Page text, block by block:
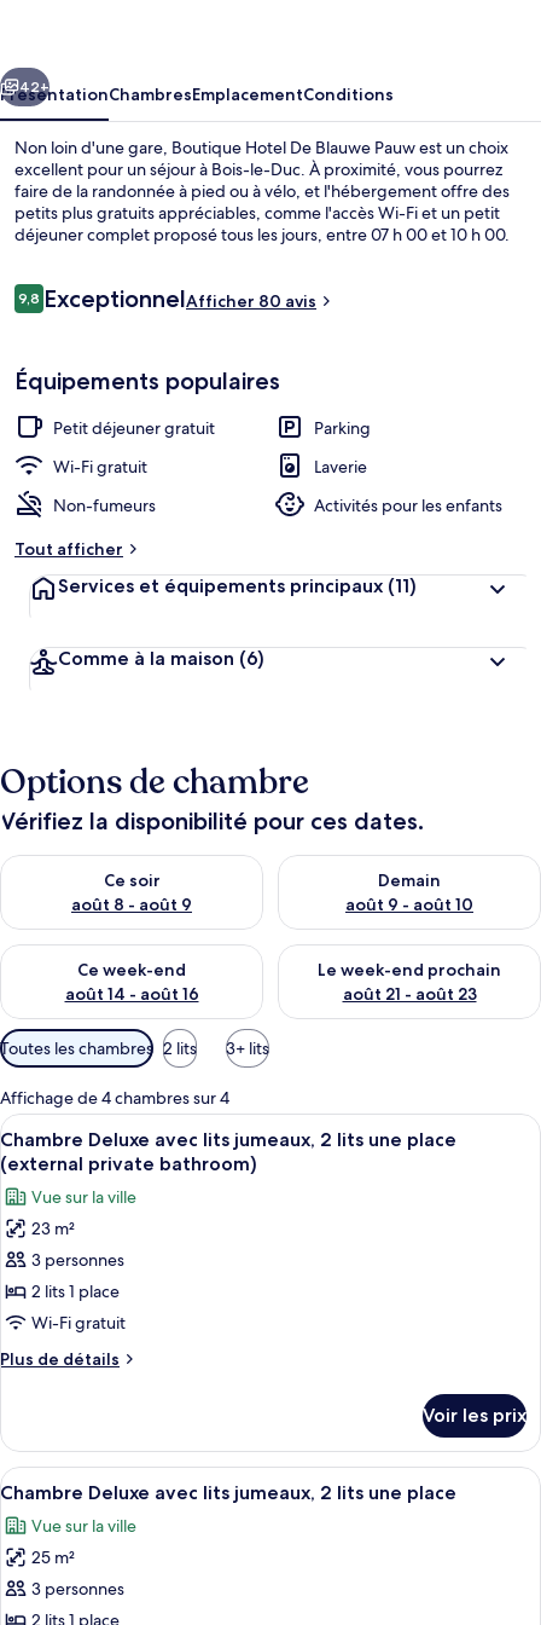
Pauw
Suivant
42+
PrésentationChambresEmplacementConditions
Non loin d'une gare, Boutique Hotel De Blauwe Pauw est un choix
excellent pour un séjour à Bois-le-Duc. À proximité, vous pourrez
faire de la randonnée à pied ou à vélo, et l'hébergement offre des
petits plus gratuits appréciables, comme l'accès Wi-Fi et un petit
déjeuner complet proposé tous les jours, entre 07 h 00 et 10 h 00.
Avis
voyageurs
9,89,8 sur 10
ExceptionnelAfficher 80 avis
Équipements populaires
Petit déjeuner gratuit
Parking
Wi-Fi gratuit
Laverie
Non-fumeurs
Activités pour les enfants
Tout afficher
Services et équipements principaux (11)
Comme à la maison (6)
Options de chambre
Vérifiez la disponibilité pour ces dates.
Ce soir
août 8 - août 9
Vérifier la disponibilité pour ce soir août 8 - août 9
Demain
août 9 - août 10
Vérifier la disponibilité pour
Ce week-end
août 14 - août 16
Vérifier la disponibilité pour ce week-end août 14 - août 16
Le week-end prochain
août 21 - août 23
Vérifier la disponibilité pour
Filtres
disponibles
pour
les
chambres
Toutes les chambres 2 lits 3+ lits
Affichage de 4 chambres sur 4
Afficher
toutes
les
photos
pour
ce
type
de
chambre :
Chambre
avec
lits
jumeaux,
2
lits
une
place
Une chambre à coucher
3
Chambre Deluxe avec lits jumeaux, 2 lits une place
(external private bathroom)
Vue sur la ville
23 m²
3 personnes
2 lits 1 place
Wi-Fi gratuit
Plus de détails
Plus
le
type
de
Chambre
Deluxe
avec
lits
jumeaux,
Voir les prix
Afficher
toutes
les
photos
pour
ce
Une chambre à coucher avec un lit,
11
Chambre Deluxe avec lits jumeaux, 2 lits une place
Vue sur la ville
25 m²
3 personnes
2 lits 1 place